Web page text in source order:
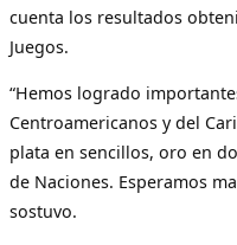
cuenta los resultados
Juegos.
“Hemos logrado
Centroamericanos y del
plata en sencillos, oro en
de Naciones. Esperamos
sostuvo.